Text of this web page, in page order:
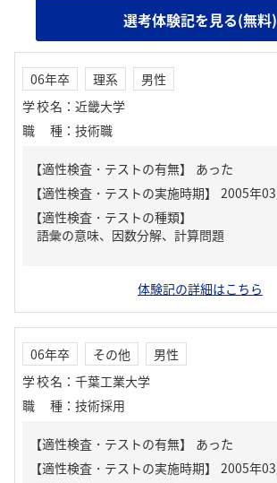
選考体験記を見る(無料)
06年卒 理系
男性
学校名 ： 近畿大学
職種 ： 技術職
【適性検査・テストの有無】 あった
【適性検査・テストの種類】
語彙の意味、因数分解、計算問題
体験記の詳細はこちら
06年卒 その他
男性
学校名 ： 千葉工業大学
職種 ： 技術採用
【適性検査・テストの有無】 あった